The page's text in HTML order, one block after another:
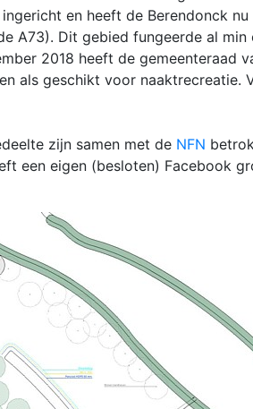
en heeft de Berendonck
A73). Dit gebied fungeerde al
2018 heeft de gemeenteraad
als geschikt voor naaktrecreatie.
zijn samen met de NFN
een eigen (besloten) Facebook